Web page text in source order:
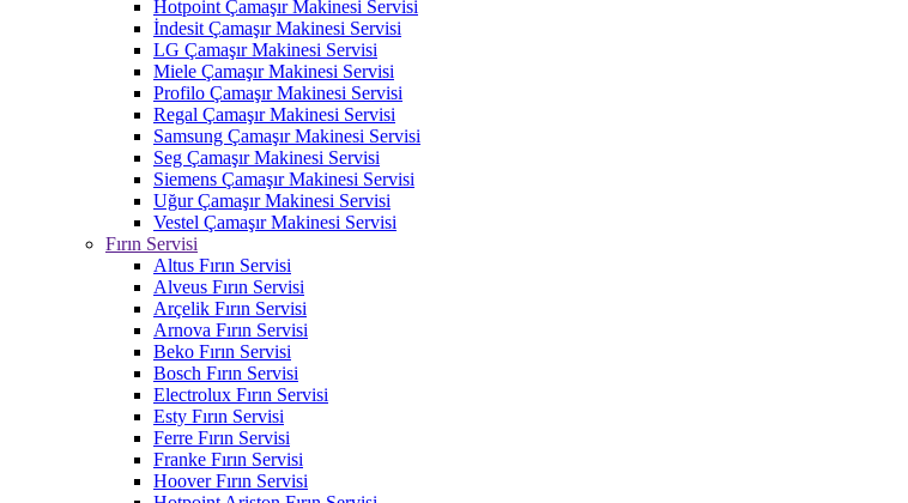
Hotpoint Çamaşır Makinesi Servisi
İndesit Çamaşır Makinesi Servisi
LG Çamaşır Makinesi Servisi
Miele Çamaşır Makinesi Servisi
Profilo Çamaşır Makinesi Servisi
Regal Çamaşır Makinesi Servisi
Samsung Çamaşır Makinesi Servisi
Seg Çamaşır Makinesi Servisi
Siemens Çamaşır Makinesi Servisi
Uğur Çamaşır Makinesi Servisi
Vestel Çamaşır Makinesi Servisi
Fırın Servisi
Altus Fırın Servisi
Alveus Fırın Servisi
Arçelik Fırın Servisi
Arnova Fırın Servisi
Beko Fırın Servisi
Bosch Fırın Servisi
Electrolux Fırın Servisi
Esty Fırın Servisi
Ferre Fırın Servisi
Franke Fırın Servisi
Hoover Fırın Servisi